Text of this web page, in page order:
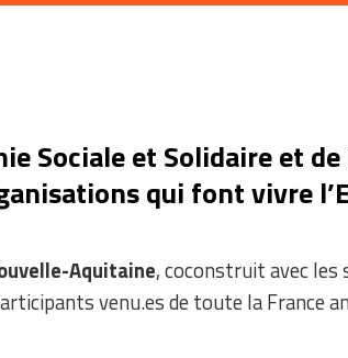
Sociale et Solidaire et
qui font vivre
Aquitaine, coconstruit avec les
venu.es de toute la France